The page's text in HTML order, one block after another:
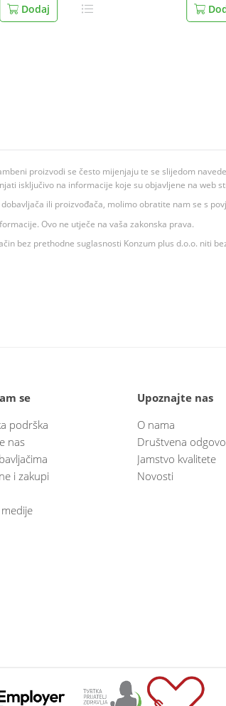
Dodaj
proizvodi se često mijenjaju te se slijedom
isključivo na informacije koje su objavljene na web
ili proizvođača, molimo obratite nam se s
Ovo ne utječe na vaša zakonska prava.
bez prethodne suglasnosti Konzum plus d.o.o. niti
se
podrška
nas
i zakupi
Upoznajte nas
O nama
Društvena
Jamstvo kvalitete
Novosti